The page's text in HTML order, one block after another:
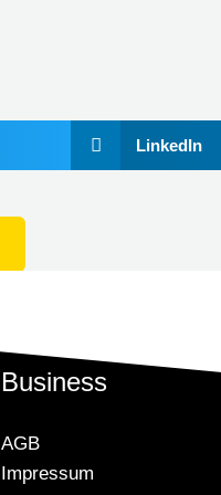
LinkedIn
Business
AGB
Impressum